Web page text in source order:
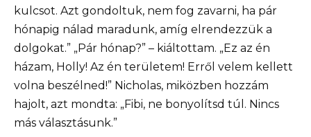
kulcsot. Azt gondoltuk, nem fog zavarni, ha pár
hónapig nálad maradunk, amíg elrendezzük a
dolgokat.” „Pár hónap?” – kiáltottam. „Ez az én
házam, Holly! Az én területem! Erről velem kellett
volna beszélned!” Nicholas, miközben hozzám
hajolt, azt mondta: „Fibi, ne bonyolítsd túl. Nincs
más választásunk.”